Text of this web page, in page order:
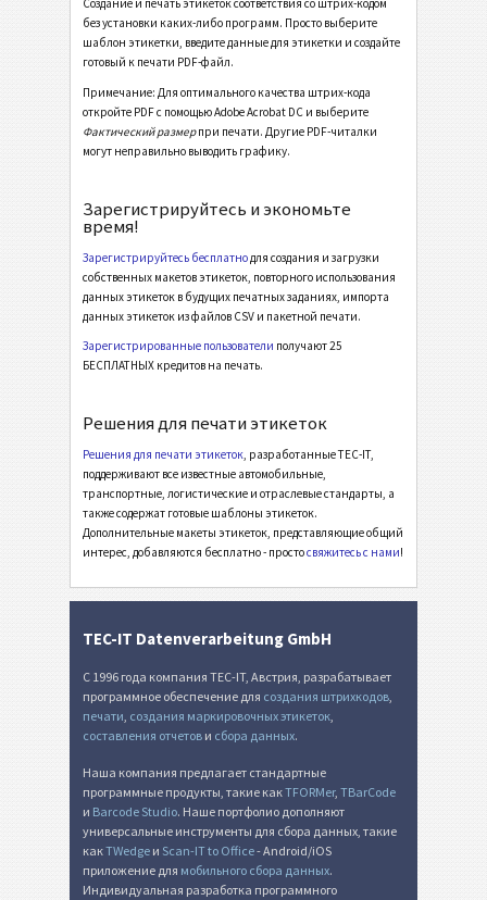
Odette OTL 3 - License Plate - Single / Master
Odette OTL 3 - L3P License Plate - Master Multiple
B BOSCH
MAT Этикетки MAT
I Инвентарные этикетки
NF Этикетки для пищевых продуктов
₣ Швейцарский QR-счет
П Прочее
Создание и печать этикеток соответствия со штрих-кодом
без установки каких-либо программ. Просто выберите
шаблон этикетки, введите данные для этикетки и создайте
готовый к печати PDF-файл.
Примечание: Для оптимального качества штрих-кода
откройте PDF с помощью Adobe Acrobat DC и выберите
Фактический размерпри печати. Другие PDF-читалки
могут неправильно выводить графику.
Зарегистрируйтесь и экономьте
время!
Зарегистрируйтесь бесплатнодля создания и загрузки
собственных макетов этикеток, повторного использования
данных этикеток в будущих печатных заданиях, импорта
данных этикеток из файлов CSV и пакетной печати.
Зарегистрированные пользователи получают 25
БЕСПЛАТНЫХ кредитов на печать.
Решения для печати этикеток
Решения для печати этикеток, разработанные TEC-IT,
поддерживают все известные автомобильные,
транспортные, логистические и отраслевые стандарты, а
также содержат готовые шаблоны этикеток.
Дополнительные макеты этикеток, представляющие общий
интерес, добавляются бесплатно - простосвяжитесь с нами!
TEC-IT Datenverarbeitung GmbH
С 1996 года компания TEC-IT, Австрия, разрабатывает
программное обеспечение для создания штрихкодов,
печати, создания маркировочных этикеток,
составления отчетов и сбора данных.
Наша компания предлагает стандартные
программные продукты, такие какTFORMer, TBarCode
и Barcode Studio. Наше портфолио дополняют
универсальные инструменты для сбора данных, такие
какTWedge и Scan-IT to Office- Android/iOS
приложение для мобильного сбора данных.
Индивидуальная разработка программного